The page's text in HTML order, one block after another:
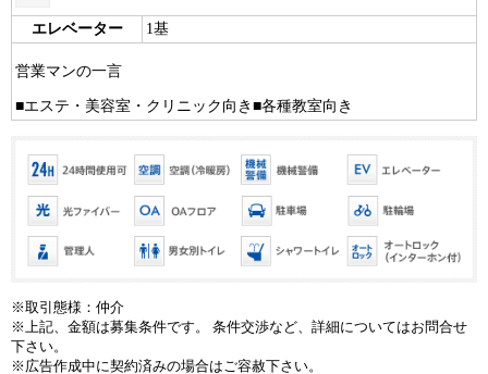
エレベーター 1基
営業マンの一言
■エステ・美容室・クリニック向き■各種教室向き
※取引態様：仲介
※上記、金額は募集条件です。 条件交渉など、詳細についてはお問合せ
下さい。
※広告作成中に契約済みの場合はご容赦下さい。